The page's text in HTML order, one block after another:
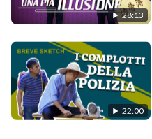
28:13
22:00